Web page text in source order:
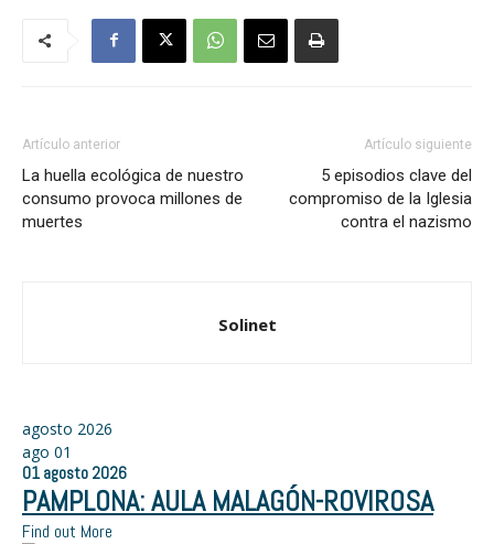
Artículo anterior
La huella ecológica de nuestro
consumo provoca millones de
muertes
Artículo siguiente
5 episodios clave del
compromiso de la Iglesia
contra el nazismo
Solinet
agosto 2026
ago 01
01 agosto 2026
PAMPLONA: AULA MALAGÓN-ROVIROSA
Find out More